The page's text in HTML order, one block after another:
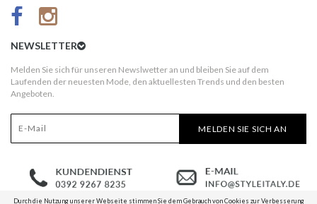
AGB
Kundeninformationen
Widerruf
NEWSLETTER
Melden Sie sich für unseren Newslwetter an und bleiben Sie auf dem
Laufenden der neuesten Mode, den aktuellesten Trends und den besten
Angeboten.
MELDEN SIE SICH AN
Durch die Nutzung unserer Webseite stimmen Sie dem Gebrauch von Cookies zur Verbesserung